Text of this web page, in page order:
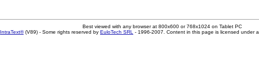
Best viewed with any browser at 800x600 or 768x1024 on Tablet PC
IntraText®(V89) - Some rights reserved by EuloTech SRL - 1996-2007. Content in this page is licensed under a